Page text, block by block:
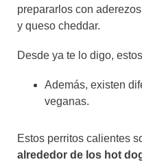
prepararlos con
y queso cheddar.
Desde ya te lo digo,
Además, existen
veganas.
Estos perritos calientes
alrededor de los hot